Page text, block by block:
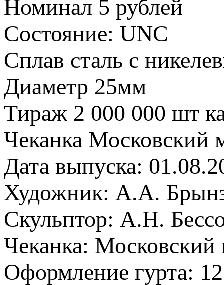
Номинал 5 рублей
Состояние: UNC
Сплав сталь с
Диаметр 25мм
Тираж 2 000 000 шт
Чеканка Московский
Дата выпуска:
Художник: А.А.
Скульптор: А.Н.
Чеканка:
Оформление гурта: